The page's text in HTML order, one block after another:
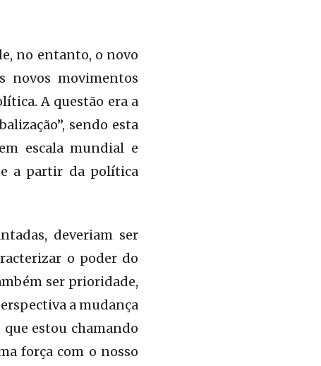
no entanto, o novo
novos movimentos
A questão era a
sendo esta
escala mundial e
a partir da política
deveriam ser
o poder do
ser prioridade,
a mudança
que estou chamando
força com o nosso